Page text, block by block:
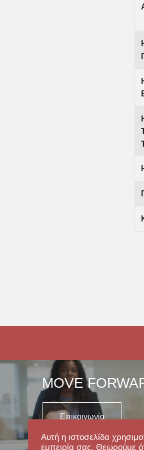
Αυτή η ιστοσελίδα
εμπειρία σας. Θεωρούμε
MOVE
Επικοινωνία